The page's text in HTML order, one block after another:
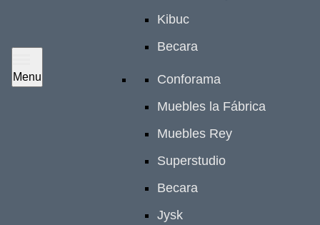
Menu
Kibuc
Becara
Conforama
Muebles la Fábrica
Muebles Rey
Superstudio
Becara
Jysk